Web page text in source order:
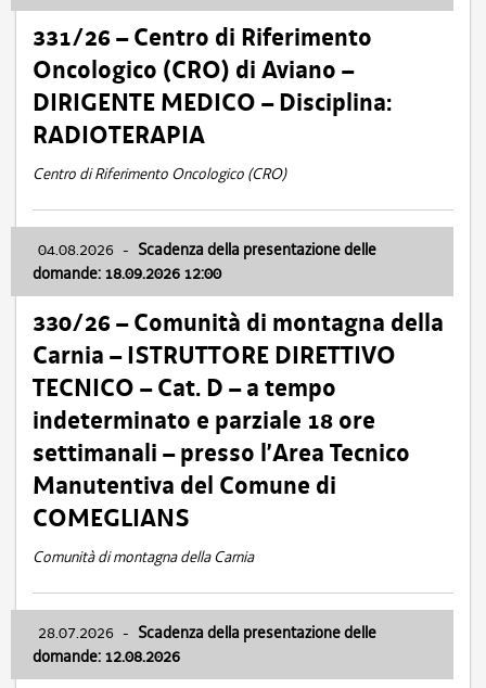
331/26 – Centro di Riferimento
Oncologico (CRO) di Aviano –
DIRIGENTE MEDICO – Disciplina:
RADIOTERAPIA
Centro di Riferimento Oncologico (CRO)
04.08.2026 - Scadenza della presentazione delle
domande: 18.09.2026 12:00
330/26 – Comunità di montagna della
Carnia – ISTRUTTORE DIRETTIVO
TECNICO – Cat. D – a tempo
indeterminato e parziale 18 ore
settimanali – presso l’Area Tecnico
Manutentiva del Comune di
COMEGLIANS
Comunità di montagna della Carnia
28.07.2026 - Scadenza della presentazione delle
domande: 12.08.2026